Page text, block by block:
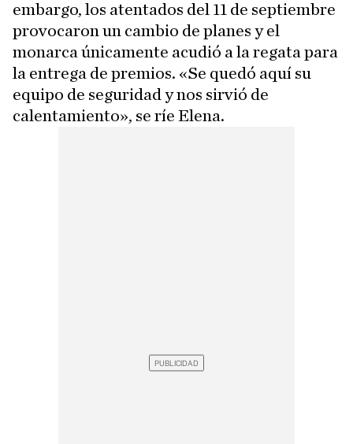
embargo, los atentados del 11 de septiembre
provocaron un cambio de planes y el
monarca únicamente acudió a la regata para
la entrega de premios. «Se quedó aquí su
equipo de seguridad y nos sirvió de
calentamiento», se ríe Elena.